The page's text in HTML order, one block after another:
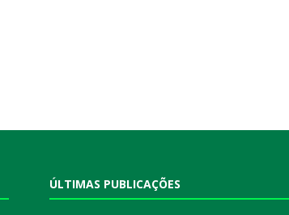
ÚLTIMAS PUBLICAÇÕES